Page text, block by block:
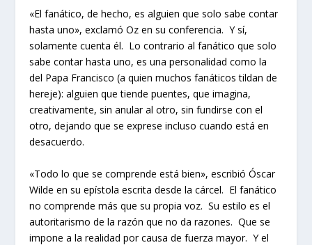
«El fanático, de hecho, es alguien que solo sabe contar
hasta uno», exclamó Oz en su conferencia. Y sí,
solamente cuenta él. Lo contrario al fanático que solo
sabe contar hasta uno, es una personalidad como la
del Papa Francisco (a quien muchos fanáticos tildan de
hereje): alguien que tiende puentes, que imagina,
creativamente, sin anular al otro, sin fundirse con el
otro, dejando que se exprese incluso cuando está en
desacuerdo.
«Todo lo que se comprende está bien», escribió Óscar
Wilde en su epístola escrita desde la cárcel. El fanático
no comprende más que su propia voz. Su estilo es el
autoritarismo de la razón que no da razones. Que se
impone a la realidad por causa de fuerza mayor. Y el